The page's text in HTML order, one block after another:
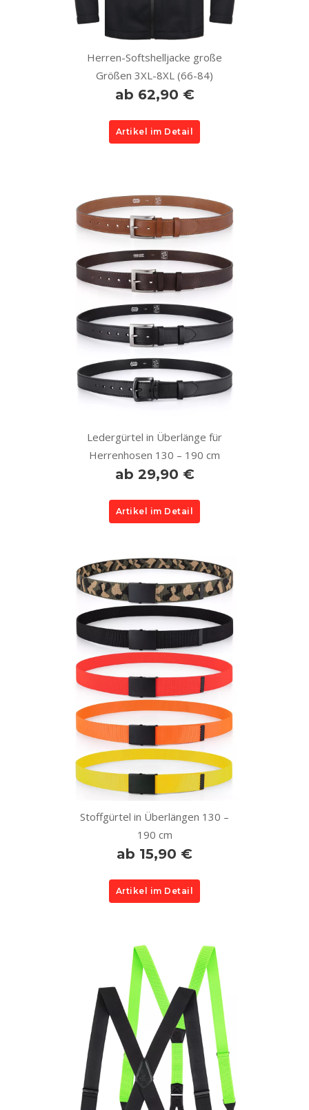
Herren-Softshelljacke große
Größen 3XL-8XL (66-84)
ab 62,90 €
Artikel im Detail
Ledergürtel in Überlänge für
Herrenhosen 130 – 190 cm
ab 29,90 €
Artikel im Detail
Stoffgürtel in Überlängen 130 –
190 cm
ab 15,90 €
Artikel im Detail